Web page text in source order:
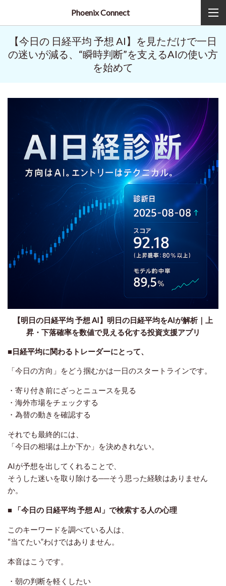
Phoenix Connect
【今日の 日経平均 予想 AI】を見ただけで一日
の迷いが減る、“瞬時判断”を支えるAIの使い方
を始めて
【明日の日経平均 予想 AI】明日の日経平均をAIが解析｜上
昇・下落確率を数値で見える化する投資支援アプリ
■日経平均に関わるトレーダーにとって、
「今日の方向」をどう掴むかは一日のスタートラインです。
・寄り付き前にざっとニュースを見る
・海外市場をチェックする
・為替の動きを確認する
それでも最終的には、
「今日の相場は上か下か」を決めきれない。
AIが予想を出してくれる ことで、
そうした迷いを取り除ける──そう思った経験はありません
か。
■ 「今日の 日経平均 予想 AI」で検索する人の心理
このキーワードを調べている人は、
“当てたい”わけではありません。
本音はこうです。
・朝の判断を軽くしたい